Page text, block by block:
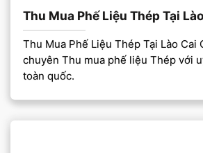
Thu Mua Phế Liệu Thép Tại
Thu Mua Phế Liệu Thép Tại Lào Cai
chuyên Thu mua phế liệu Thép với
toàn quốc.